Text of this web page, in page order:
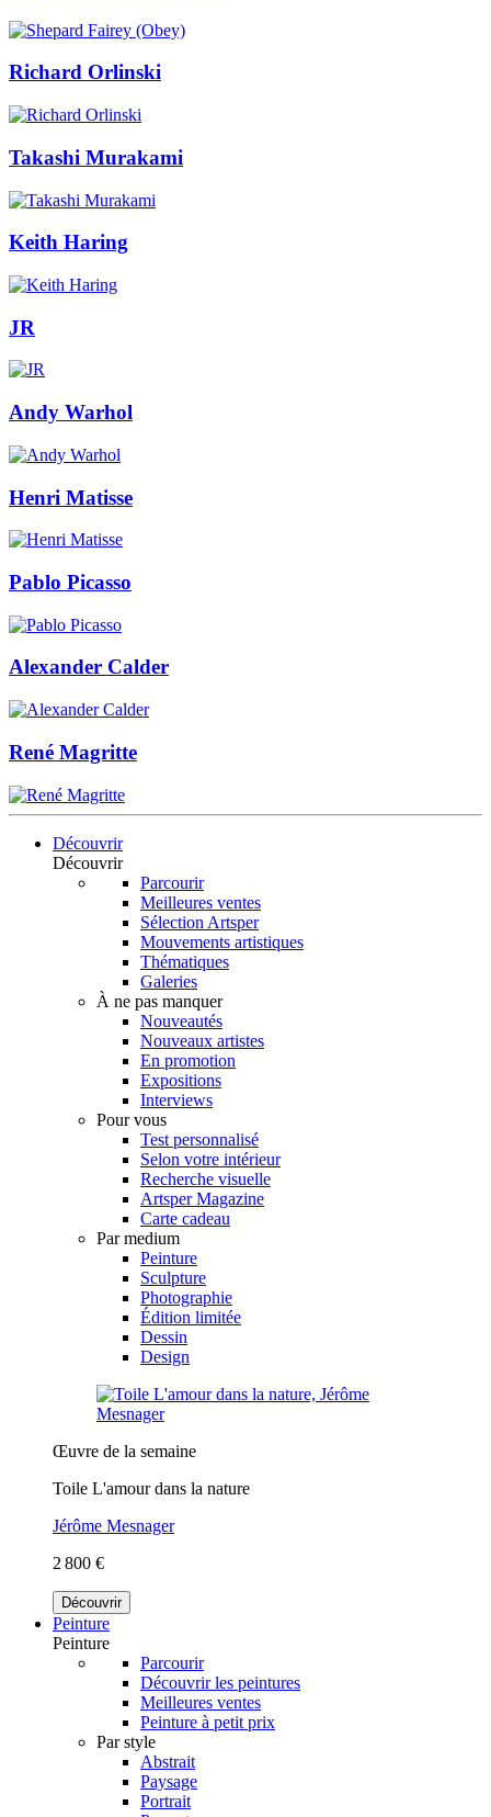
Richard Orlinski
Takashi Murakami
Keith Haring
JR
Andy Warhol
Henri Matisse
Pablo Picasso
Alexander Calder
René Magritte
Découvrir
Découvrir
Parcourir
Meilleures ventes
Sélection Artsper
Mouvements artistiques
Thématiques
Galeries
À ne pas manquer
Nouveautés
Nouveaux artistes
En promotion
Expositions
Interviews
Pour vous
Test personnalisé
Selon votre intérieur
Recherche visuelle
Artsper Magazine
Carte cadeau
Par medium
Peinture
Sculpture
Photographie
Édition limitée
Dessin
Design
Œuvre de la semaine
Toile L'amour dans la nature
Jérôme Mesnager
2 800 €
Découvrir
Peinture
Peinture
Parcourir
Découvrir les peintures
Meilleures ventes
Peinture à petit prix
Par style
Abstrait
Paysage
Portrait